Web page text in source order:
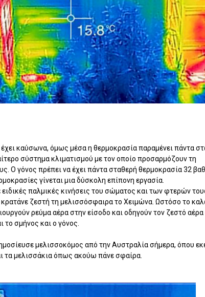
έχει καύσωνα, όμως μέσα η θερμοκρασία παραμένει πάντα
σύστημα κλιματισμού με τον οποίο προσαρμόζουν τη
Ο γόνος πρέπει να έχει πάντα σταθερή θερμοκρασία 32
γίνεται μια δύσκολη επίπονη εργασία.
παλμικές κινήσεις του σώματος και των φτερών
ζεστή τη μελισσόσφαιρα το Χειμώνα. Ωστόσο το
ρεύμα αέρα στην είσοδο και οδηγούν τον ζεστό
το σμήνος και ο γόνος.
μελισσοκόμος από την Αυστραλία σήμερα, όπου
τα μελισσάκια όπως ακούω πάνε σφαίρα.